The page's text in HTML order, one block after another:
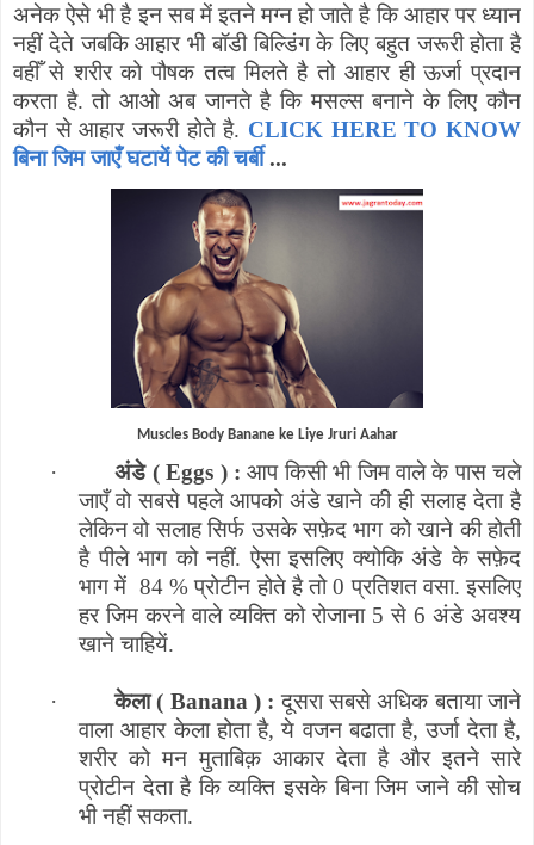
अनेक ऐसे भी है इन सब में इतने मग्न हो जाते है कि आहार पर ध्यान
नहीं देते जबकि आहार भी बॉडी बिल्डिंग के लिए बहुत जरूरी होता है
वहीँ से शरीर को पौषक तत्व मिलते है तो आहार ही ऊर्जा प्रदान
करता है. तो आओ अब जानते है कि मसल्स बनाने के लिए कौन
कौन से आहार जरूरी होते है. CLICK HERE TO KNOW
बिना जिम जाएँ घटायें पेट की चर्बी...
Muscles Body Banane ke Liye Jruri Aahar
· अंडे (Eggs ) : आप किसी भी जिम वाले के पास चले
जाएँ वो सबसे पहले आपको अंडे खाने की ही सलाह देता है
लेकिन वो सलाह सिर्फ उसके सफ़ेद भाग को खाने की होती
है पीले भाग को नहीं. ऐसा इसलिए क्योकि अंडे के सफ़ेद
भाग में 84 % प्रोटीन होते है तो 0 प्रतिशत वसा. इसलिए
हर जिम करने वाले व्यक्ति को रोजाना 5 से 6 अंडे अवश्य
खाने चाहियें.
· केला ( Banana) : दूसरा सबसे अधिक बताया जाने
वाला आहार केला होता है,ये वजन बढाता है,उर्जा देता है,
शरीर को मन मुताबिक़ आकार देता है और इतने सारे
प्रोटीन देता है कि व्यक्ति इसके बिना जिम जाने की सोच
भी नहीं सकता.